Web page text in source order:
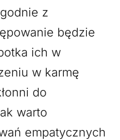
z
będzie
ich w
w karmę
do
warto
empatycznych